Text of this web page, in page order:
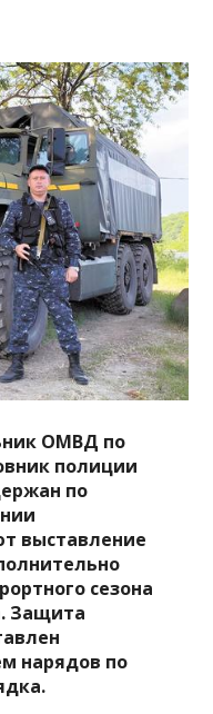
ОМВД по
полиции
по
выставление
сезона
Защита
нарядов по